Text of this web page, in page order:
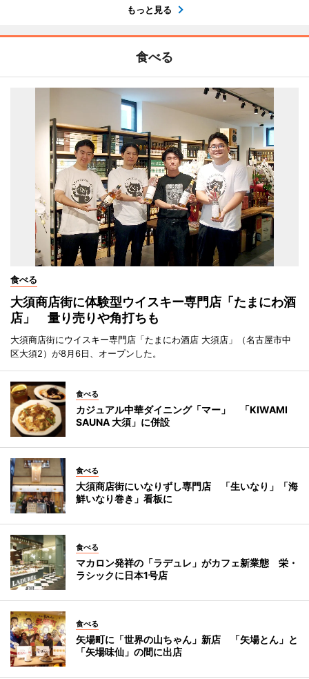
もっと見る
食べる
食べる
大須商店街に体験型ウイスキー専門店「たまにわ酒
店」 量り売りや角打ちも
大須商店街にウイスキー専門店「たまにわ酒店 大須店」（名古屋市中
区大須2）が8月6日、オープンした。
食べる
カジュアル中華ダイニング「マー」 「KIWAMI
SAUNA 大須」に併設
食べる
大須商店街にいなりずし専門店 「生いなり」「海
鮮いなり巻き」看板に
食べる
マカロン発祥の「ラデュレ」がカフェ新業態 栄・
ラシックに日本1号店
食べる
矢場町に「世界の山ちゃん」新店 「矢場とん」と
「矢場味仙」の間に出店